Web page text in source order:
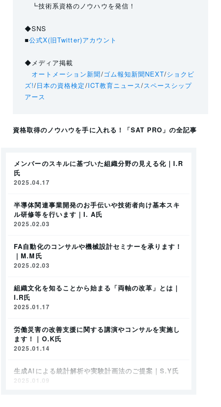
┗技術系資格のノウハウを発信！
◆SNS
■公式X(旧Twitter)アカウント
◆メディア掲載
オートメーション新聞/ゴム報知新聞NEXT/ショクビ
ズ!/日本の資格検定/ICT教育ニュース/スペースシップ
アース
資格取得のノウハウを手に入れる！ 「SAT PRO」の全記事
メンバーのスキルに基づいた組織分野の見える化｜I.R
氏
2025.04.17
半導体関連事業開発のお手伝いや技術者向け基本スキ
ル研修等を行います｜I. A氏
2025.02.03
FA自動化のコンサルや機械設計セミナーを承ります！
｜M.M氏
2025.02.03
組織文化を知ることから始まる「両軸の改革」とは｜
I.R氏
2025.01.17
労働災害の改善支援に関する講演やコンサルを実施し
ます！｜O.K氏
2025.01.14
生成AIによる統計解析や実験計画法のご提案｜S.Y氏
2025.01.09